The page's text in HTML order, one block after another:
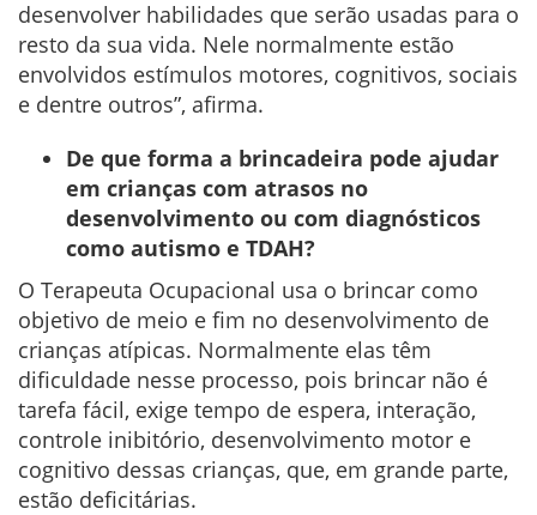
desenvolver habilidades que serão usadas para o
resto da sua vida. Nele normalmente estão
envolvidos estímulos motores, cognitivos, sociais
e dentre outros”, afirma.
De que forma a brincadeira pode ajudar
em crianças com atrasos no
desenvolvimento ou com diagnósticos
como autismo e TDAH?
O Terapeuta Ocupacional usa o brincar como
objetivo de meio e fim no desenvolvimento de
crianças atípicas. Normalmente elas têm
dificuldade nesse processo, pois brincar não é
tarefa fácil, exige tempo de espera, interação,
controle inibitório, desenvolvimento motor e
cognitivo dessas crianças, que, em grande parte,
estão deficitárias.